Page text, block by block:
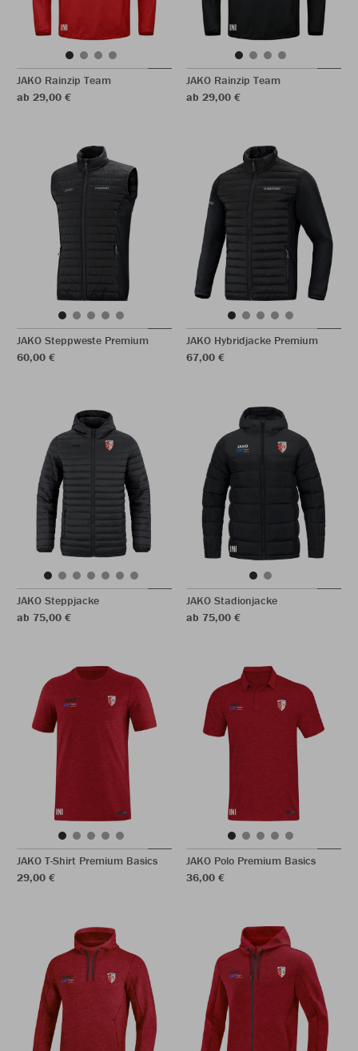
JAKO Rainzip Team
ab 29,00 €
JAKO Rainzip Team
ab 29,00 €
JAKO Steppweste Premium
60,00 €
JAKO Hybridjacke Premium
67,00 €
JAKO Steppjacke
ab 75,00 €
JAKO Stadionjacke
ab 75,00 €
JAKO T-Shirt Premium Basics
29,00 €
JAKO Polo Premium Basics
36,00 €